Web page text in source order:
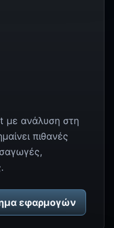
με ανάλυση στη
πιθανές
εφαρμογών